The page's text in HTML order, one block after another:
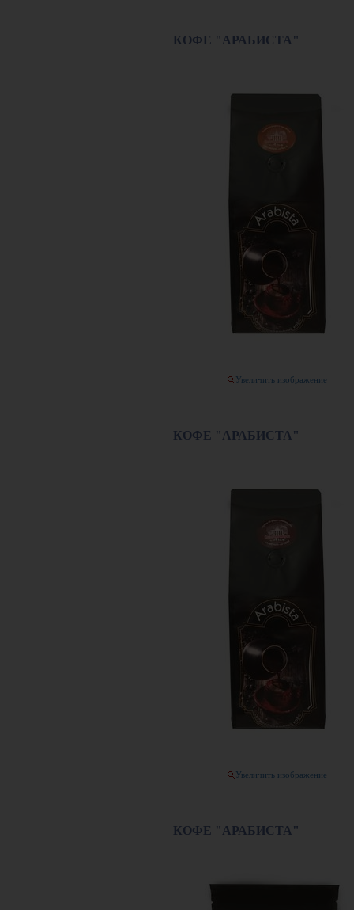
КОФЕ "АРАБИСТА"
Увеличить изображение
КОФЕ "АРАБИСТА"
Увеличить изображение
КОФЕ "АРАБИСТА"